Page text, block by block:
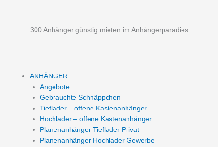
300 Anhänger günstig mieten im Anhängerparadies
ANHÄNGER
Angebote
Gebrauchte Schnäppchen
Tieflader – offene Kastenanhänger
Hochlader – offene Kastenanhänger
Planenanhänger Tieflader Privat
Planenanhänger Hochlader Gewerbe